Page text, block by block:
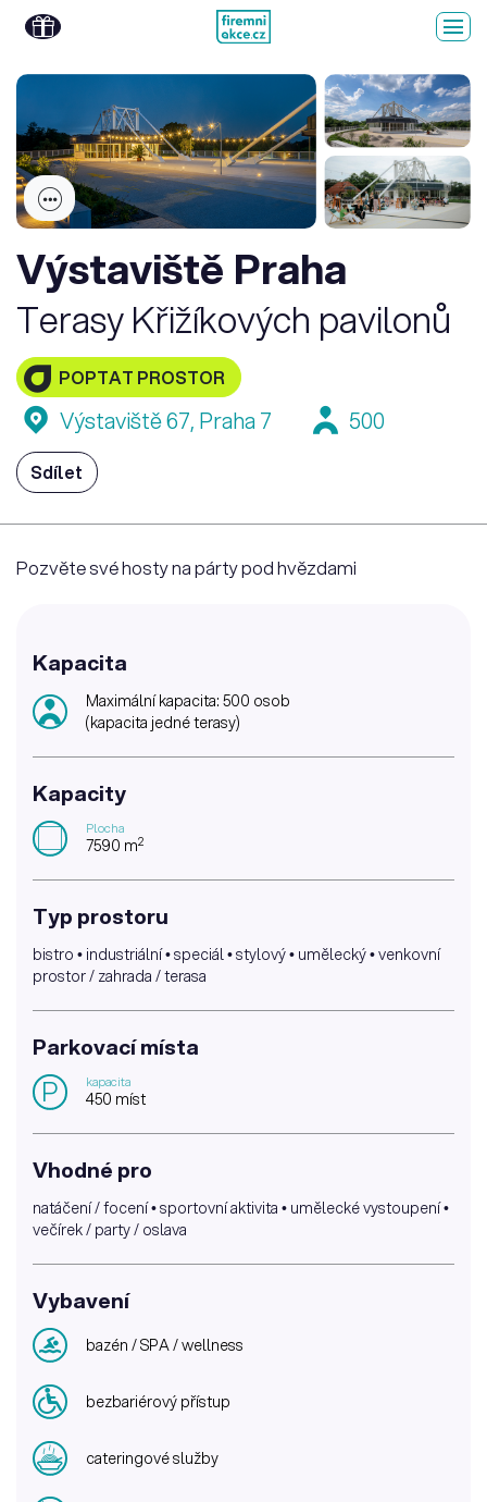
Výstaviště Praha
Terasy Křižíkových pavilonů
POPTAT PROSTOR
Výstaviště 67, Praha 7 500
Sdílet
Pozvěte své hosty na párty pod hvězdami
Kapacita
Maximální kapacita: 500 osob
(kapacita jedné terasy)
Kapacity
Plocha
7590 m2
Typ prostoru
bistro • industriální • speciál • stylový • umělecký • venkovní
prostor / zahrada / terasa
Parkovací místa
P kapacita
450 míst
Vhodné pro
natáčení / focení • sportovní aktivita • umělecké vystoupení •
večírek / party / oslava
Vybavení
bazén / SPA / wellness
bezbariérový přístup
cateringové služby